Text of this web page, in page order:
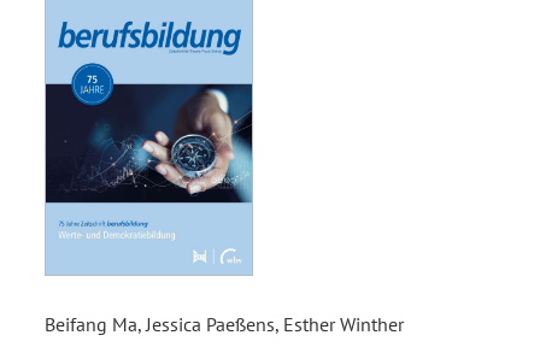
Beifang Ma, Jessica Paeßens, Esther Winther